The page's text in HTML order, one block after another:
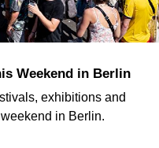
Weekend in Berlin
exhibitions and
in Berlin.